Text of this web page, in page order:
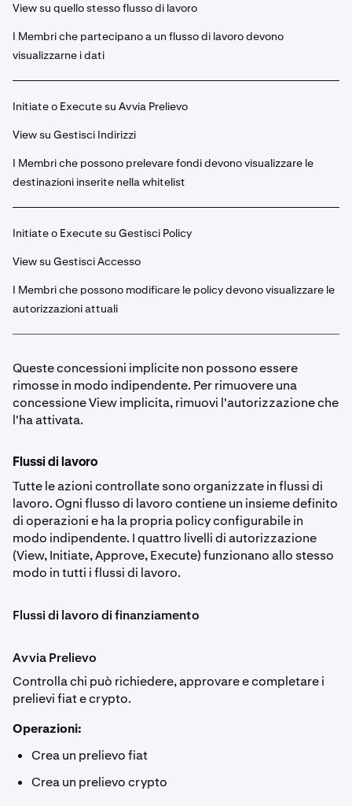
View su quello stesso flusso di lavoro
I Membri che partecipano a un flusso di lavoro devono
visualizzarne i dati
Initiate o Execute su Avvia Prelievo
View su Gestisci Indirizzi
I Membri che possono prelevare fondi devono visualizzare le
destinazioni inserite nella whitelist
Initiate o Execute su Gestisci Policy
View su Gestisci Accesso
I Membri che possono modificare le policy devono visualizzare le
autorizzazioni attuali
Queste concessioni implicite non possono essere
rimosse in modo indipendente. Per rimuovere una
concessione View implicita, rimuovi l'autorizzazione che
l'ha attivata.
Flussi di lavoro
Tutte le azioni controllate sono organizzate in flussi di
lavoro. Ogni flusso di lavoro contiene un insieme definito
di operazioni e ha la propria policy configurabile in
modo indipendente. I quattro livelli di autorizzazione
(View, Initiate, Approve, Execute) funzionano allo stesso
modo in tutti i flussi di lavoro.
Flussi di lavoro di finanziamento
Avvia Prelievo
Controlla chi può richiedere, approvare e completare i
prelievi fiat e crypto.
Operazioni:
Crea un prelievo fiat
Crea un prelievo crypto